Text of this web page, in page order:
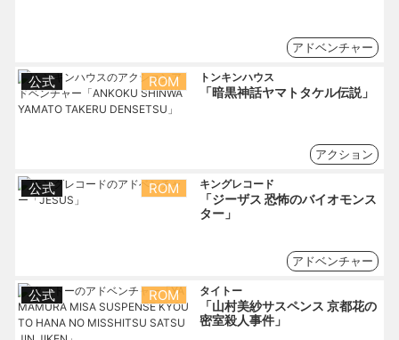
アドベンチャー
公式 ROM トンキンハウス
「暗黒神話ヤマトタケル伝説」
アクション
公式 ROM キングレコード
「ジーザス 恐怖のバイオモンス
ター」
アドベンチャー
公式 ROM タイトー
「山村美紗サスペンス 京都花の
密室殺人事件」